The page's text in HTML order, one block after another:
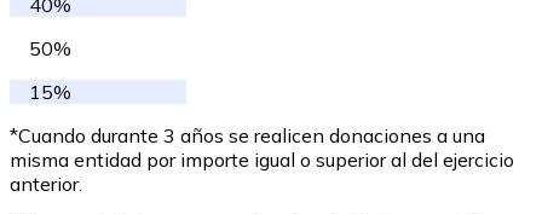
40%
50%
15%
*Cuando durante 3 años se realicen donaciones a una
misma entidad por importe igual o superior al del ejercicio
anterior.